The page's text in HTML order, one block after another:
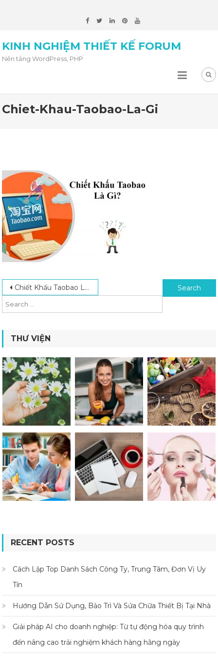
KINH NGHIỆM THIẾT KẾ FORUM
Nền tảng WordPress, PHP
Chiet-Khau-Taobao-La-Gi
Post navigation
Chiết Khấu Taobao Là Gì? Điều Kiện Chiết Khấu Trên Taobao 2024 Search for:
THƯ VIỆN
RECENT POSTS
Cách Lập Top Danh Sách Công Ty, Trung Tâm, Đơn Vị Uy
Tín
Hướng Dẫn Sử Dụng, Bảo Trì Và Sửa Chữa Thiết Bị Tại Nhà
Giải pháp AI cho doanh nghiệp: Từ tự động hóa quy trình
đến nâng cao trải nghiệm khách hàng hằng ngày